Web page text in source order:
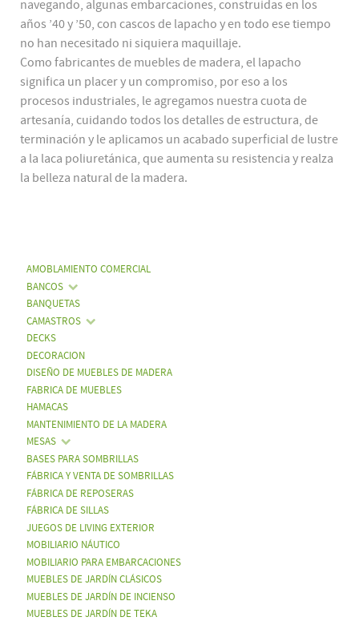
navegando, algunas embarcaciones, construidas en los
años ’40 y ’50, con cascos de lapacho y en todo ese tiempo
no han necesitado ni siquiera maquillaje.
Como fabricantes de muebles de madera, el lapacho
significa un placer y un compromiso, por eso a los
procesos industriales, le agregamos nuestra cuota de
artesanía, cuidando todos los detalles de estructura, de
terminación y le aplicamos un acabado superficial de lustre
a la laca poliuretánica, que aumenta su resistencia y realza
la belleza natural de la madera.
AMOBLAMIENTO COMERCIAL
BANCOS
BANQUETAS
CAMASTROS
DECKS
DECORACION
DISEÑO DE MUEBLES DE MADERA
FABRICA DE MUEBLES
HAMACAS
MANTENIMIENTO DE LA MADERA
MESAS
BASES PARA SOMBRILLAS
FÁBRICA Y VENTA DE SOMBRILLAS
FÁBRICA DE REPOSERAS
FÁBRICA DE SILLAS
JUEGOS DE LIVING EXTERIOR
MOBILIARIO NÁUTICO
MOBILIARIO PARA EMBARCACIONES
MUEBLES DE JARDÍN CLÁSICOS
MUEBLES DE JARDÍN DE INCIENSO
MUEBLES DE JARDÍN DE TEKA